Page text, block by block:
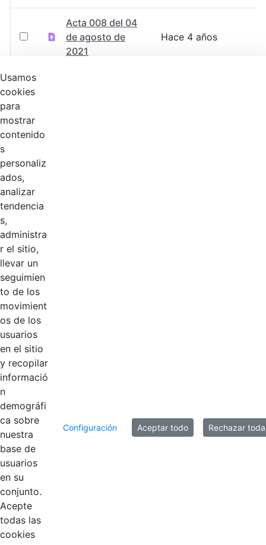
Acta 008 del 04
de agosto de
2021
Hace 4 años
Mostrando el intervalo 1 - 10 de 13 resultados.
Usamos
cookies
para
mostrar
contenido
s
personaliz
ados,
analizar
tendencia
s,
administra
r el sitio,
llevar un
seguimien
to de los
movimient
os de los
usuarios
en el sitio
y recopilar
informació
n
demográfi
ca sobre
nuestra
base de
usuarios
en su
conjunto.
Acepte
todas las
cookies
Configuración Aceptar todo Rechazar